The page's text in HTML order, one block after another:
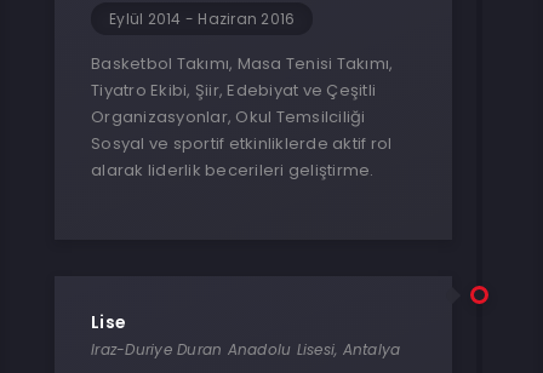
Eylül 2014 - Haziran 2016
Basketbol Takımı, Masa Tenisi Takımı,
Tiyatro Ekibi, Şiir, Edebiyat ve Çeşitli
Organizasyonlar, Okul Temsilciliği
Sosyal ve sportif etkinliklerde aktif rol
alarak liderlik becerileri geliştirme.
Lise
Iraz-Duriye Duran Anadolu Lisesi, Antalya